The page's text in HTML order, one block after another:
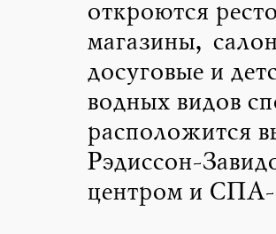
откроются
магазины,
досуговые и
водных видов
расположится
Рэдиссон-
центром и СПА-